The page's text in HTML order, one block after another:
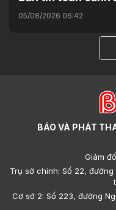
05/08/2026 06:42
BÁO VÀ PHÁT
Giám
Trụ sở chính: Số 22,
Cơ sở 2: Số 223, đường